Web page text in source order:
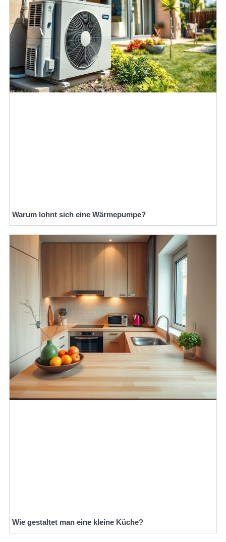
Warum lohnt sich eine Wärmepumpe?
Wie gestaltet man eine kleine Küche?